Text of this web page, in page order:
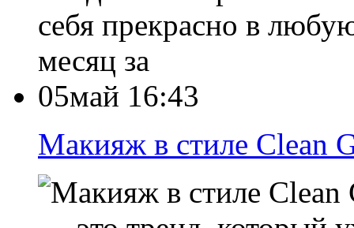
себя прекрасно в
месяц за
05май 16:43
Макияж в стиле Clean